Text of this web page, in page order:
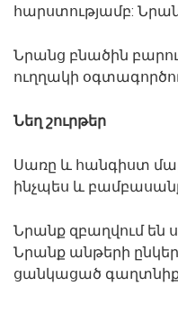
հարստությամբ:
Նրանց բնածին
ուղղակի
Նեղ շուրթեր
Սառը և հանգիստ
ինչպես և
Նրանք զբաղվում են
Նրանք անթերի
ցանկացած